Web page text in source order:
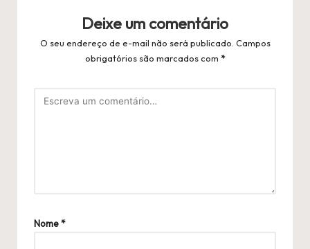
Deixe um comentário
O seu endereço de e-mail não será publicado. Campos
obrigatórios são marcados com *
Nome*